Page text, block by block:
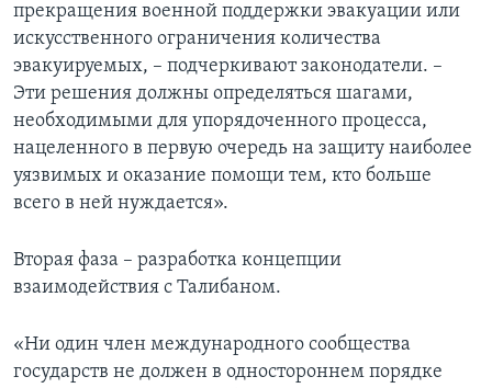
прекращения военной поддержки эвакуации или
искусственного ограничения количества
эвакуируемых, – подчеркивают законодатели. –
Эти решения должны определяться шагами,
необходимыми для упорядоченного процесса,
нацеленного в первую очередь на защиту наиболее
уязвимых и оказание помощи тем, кто больше
всего в ней нуждается».
Вторая фаза – разработка концепции
взаимодействия с Талибаном.
«Ни один член международного сообщества
государств не должен в одностороннем порядке